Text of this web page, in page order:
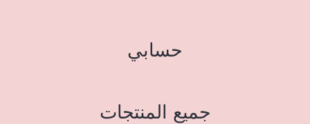
حسابي
جميع المنتجات